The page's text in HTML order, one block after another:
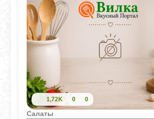
1,72K 0 0
Салаты